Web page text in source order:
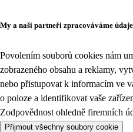
My a naši partneři zpracováváme
Povolením souborů cookies nám
zobrazeného obsahu a reklamy,
nebo přistupovat k informacím ve
o poloze a identifikovat vaše
Zodpovědnost ohledně firemních
Přijmout všechny soubory cookie